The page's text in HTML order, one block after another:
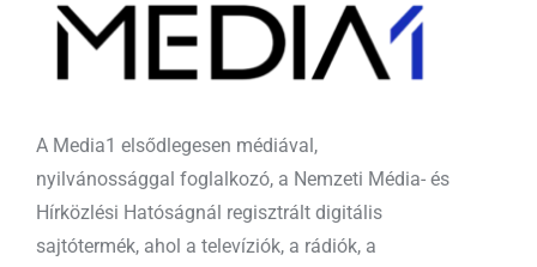
A Media1 elsődlegesen médiával,
nyilvánossággal foglalkozó, a Nemzeti Média- és
Hírközlési Hatóságnál regisztrált digitális
sajtótermék, ahol a televíziók, a rádiók, a